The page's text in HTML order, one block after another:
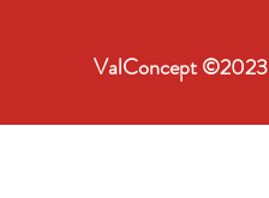
ValConcept ©2023